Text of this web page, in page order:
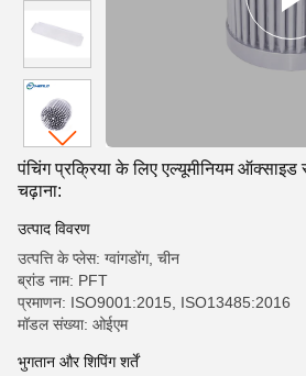
पंचिंग प्रक्रिया के लिए एल्यूमीनियम ऑक्साइड
चढ़ाना:
उत्पाद विवरण
उत्पत्ति के प्लेस: ग्वांगडोंग, चीन
ब्रांड नाम: PFT
प्रमाणन: ISO9001:2015, ISO13485:2016
मॉडल संख्या: ओईएम
भुगतान और शिपिंग शर्तें